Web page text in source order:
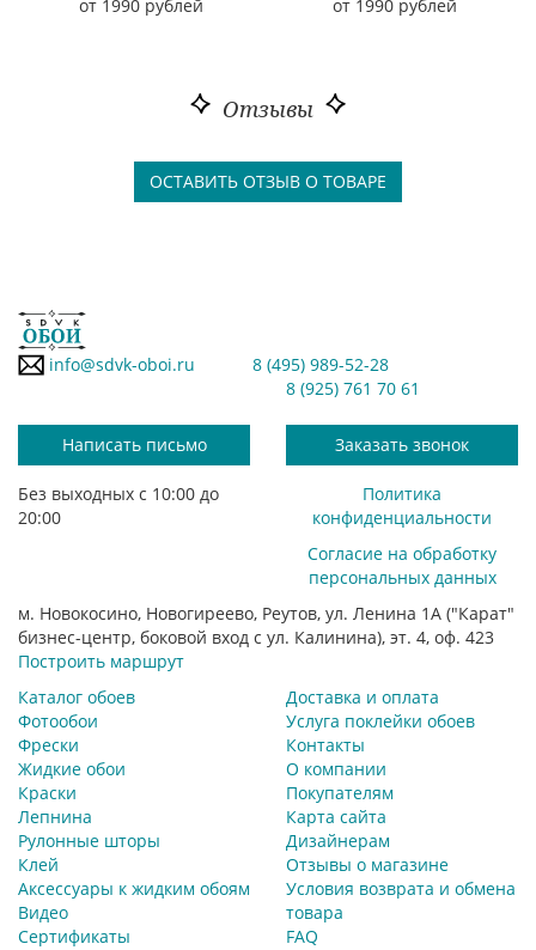
от 1990 рублей от 1990 рублей
Отзывы
ОСТАВИТЬ ОТЗЫВ О ТОВАРЕ
info@sdvk-oboi.ru
8 (495) 989-52-28
8 (925) 761 70 61
Написать письмо Заказать звонок
Без выходных с 10:00 до
20:00
Политика
конфиденциальности
Согласие на обработку
персональных данных
м. Новокосино, Новогиреево, Реутов, ул. Ленина 1А ("Карат"
бизнес-центр, боковой вход с ул. Калинина), эт. 4, оф. 423
Построить маршрут
Каталог обоев
Фотообои
Фрески
Жидкие обои
Краски
Лепнина
Рулонные шторы
Клей
Аксессуары к жидким обоям
Видео
Сертификаты
Доставка и оплата
Услуга поклейки обоев
Контакты
О компании
Покупателям
Карта сайта
Дизайнерам
Отзывы о магазине
Условия возврата и обмена
товара
FAQ